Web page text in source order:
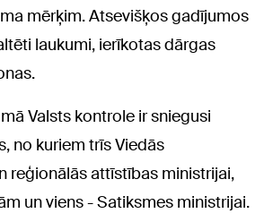
mērķim. Atsevišķos gadījumos
laukumi, ierīkotas dārgas
Valsts kontrole ir sniegusi
no kuriem trīs Viedās
reģionālās attīstības ministrijai,
un viens - Satiksmes ministrijai.